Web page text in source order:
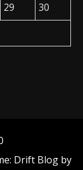
29
30
Drift Blog by